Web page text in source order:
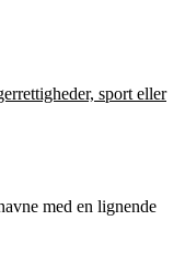
sport eller
med en lignende